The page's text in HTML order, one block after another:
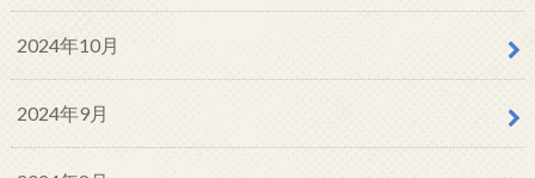
2024年10月
2024年9月